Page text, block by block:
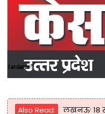
Also Read:
लखनऊः 18